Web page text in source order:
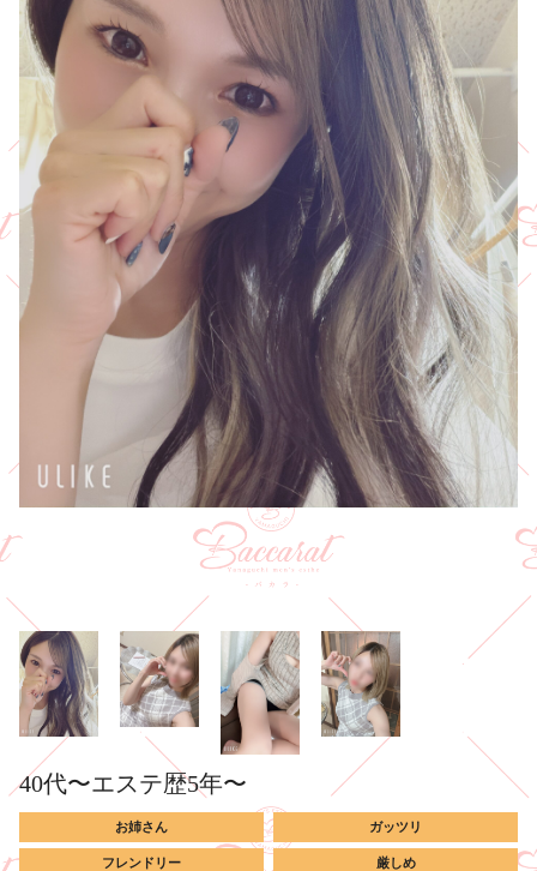
40代〜エステ歴5年〜
お姉さん ガッツリ
フレンドリー 厳しめ